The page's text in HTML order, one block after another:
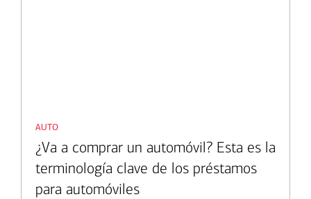
auto
¿Va a comprar un automóvil? Esta es la
terminología clave de los préstamos
para automóviles